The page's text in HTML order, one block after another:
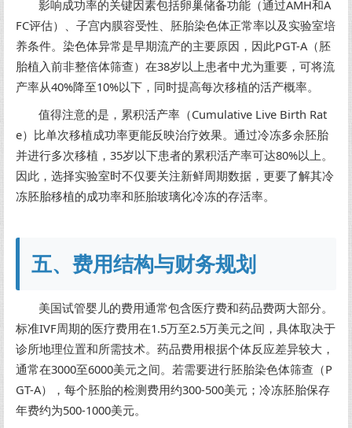
影响成功率的关键因素包括卵巢储备功能（通过AMH和A
FC评估）、子宫内膜容受性、胚胎染色体正常率以及实验室培
养条件。染色体异常是早期流产的主要原因，因此PGT-A（胚
胎植入前非整倍体筛查）在38岁以上患者中尤为重要，可将流
产率从40%降至10%以下，同时提高每次移植的活产概率。
值得注意的是，累积活产率（Cumulative Live Birth Rat
e）比单次移植成功率更能反映治疗效果。通过冷冻多余胚胎
并进行多次移植，35岁以下患者的累积活产率可达80%以上。
因此，选择实验室时不仅要关注新鲜周期数据，更要了解其冷
冻胚胎移植的成功率和胚胎玻璃化冷冻的存活率。
五、费用结构与财务规划
美国试管婴儿的费用通常包含医疗费和药品费两大部分。
标准IVF周期的医疗费用在1.5万至2.5万美元之间，具体取决于
诊所地理位置和所需技术。药品费用根据个体反应差异较大，
通常在3000至6000美元之间。若需要进行胚胎染色体筛查（P
GT-A），每个胚胎的检测费用约300-500美元；冷冻胚胎保存
年费约为500-1000美元。